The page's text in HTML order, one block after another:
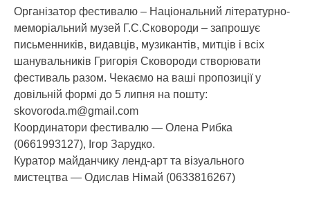
Організатор фестивалю – Національний літературно-
меморіальний музей Г.С.Сковороди – запрошує
письменників, видавців, музикантів, митців і всіх
шанувальників Григорія Сковороди створювати
фестиваль разом. Чекаємо на ваші пропозиції у
довільній формі до 5 липня на пошту:
skovoroda.m@gmail.com
Координатори фестивалю — Олена Рибка
(0661993127), Ігор Зарудко.
Куратор майданчику ленд-арт та візуального
мистецтва — Одислав Німай (0633816267)